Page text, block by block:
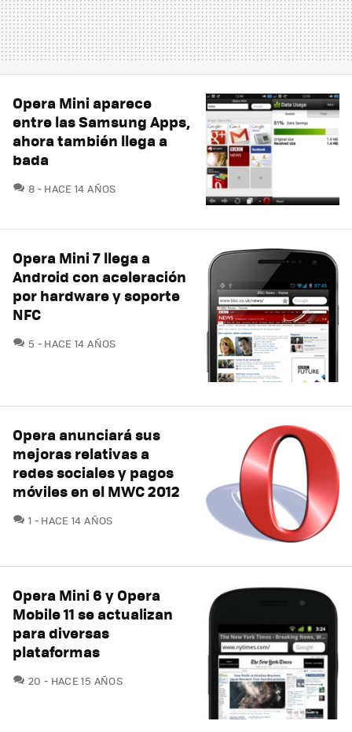
Opera Mini aparece
entre las Samsung Apps,
ahora también llega a
bada
8 COMENTARIOS
HACE 14 AÑOS
Opera Mini 7 llega a
Android con aceleración
por hardware y soporte
NFC
5 COMENTARIOS
HACE 14 AÑOS
Opera anunciará sus
mejoras relativas a
redes sociales y pagos
móviles en el MWC 2012
1 COMENTARIOS
HACE 14 AÑOS
Opera Mini 6 y Opera
Mobile 11 se actualizan
para diversas
plataformas
20 COMENTARIOS
HACE 15 AÑOS